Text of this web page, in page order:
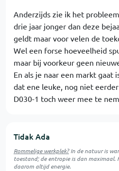
Anderzijds zie ik het
drie jaar jonger dan deze
geldt maar voor velen de
Wel een forse hoeveelheid
maar bij voorkeur geen
En als je naar een markt gaat
dat ene leuke, nog niet
D030-1 toch weer mee te
Tidak Ada
Rommelige werkplek?In de natuur is
toestand; de entropie is dan maximaal.
daarom altijd energie.